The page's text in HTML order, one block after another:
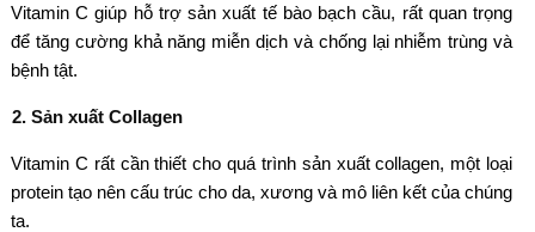
Vitamin C giúp hỗ trợ sản xuất tế bào bạch cầu, rất quan trọng
để tăng cường khả năng miễn dịch và chống lại nhiễm trùng và
bệnh tật.
2. Sản xuất Collagen
Vitamin C rất cần thiết cho quá trình sản xuất collagen, một loại
protein tạo nên cấu trúc cho da, xương và mô liên kết của chúng
ta.